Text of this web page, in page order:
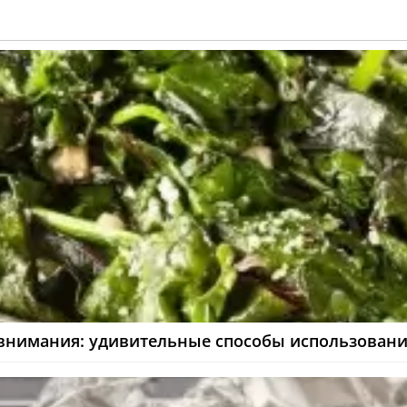
удивительные способы